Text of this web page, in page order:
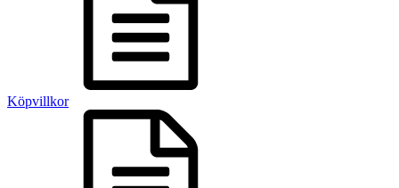
Köpvillkor